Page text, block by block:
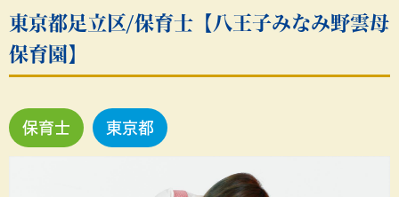
東京都足立区/保育士【八王子みなみ野雲母
保育園】
保育士 東京都